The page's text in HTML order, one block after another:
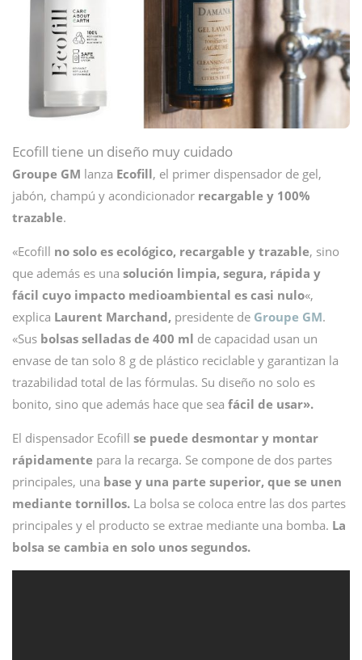
Ecofill tiene un diseño muy cuidado
Groupe GM lanza Ecofill, el primer dispensador de gel,
jabón, champú y acondicionador recargable y 100%
trazable.
«Ecofill no solo es ecológico, recargable y trazable, sino
que además es una solución limpia, segura, rápida y
fácil cuyo impacto medioambiental es casi nulo«,
explica Laurent Marchand, presidente de Groupe GM.
«Sus bolsas selladas de 400 ml de capacidad usan un
envase de tan solo 8 g de plástico reciclable y garantizan la
trazabilidad total de las fórmulas. Su diseño no solo es
bonito, sino que además hace que sea fácil de usar».
El dispensador Ecofill se puede desmontar y montar
rápidamente para la recarga. Se compone de dos partes
principales, una base y una parte superior, que se unen
mediante tornillos. La bolsa se coloca entre las dos partes
principales y el producto se extrae mediante una bomba. La
bolsa se cambia en solo unos segundos.